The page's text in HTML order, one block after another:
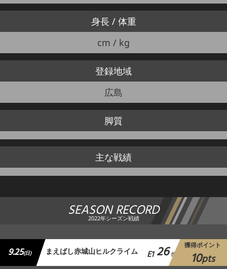
身長 / 体重
cm / kg
登録地域
広島
脚質
主な戦績
SEASON RECORD
2022年シーズン戦績
9.25(日) まえばし赤城山ヒルクライム E1 26 位
獲得ポイント
10pts